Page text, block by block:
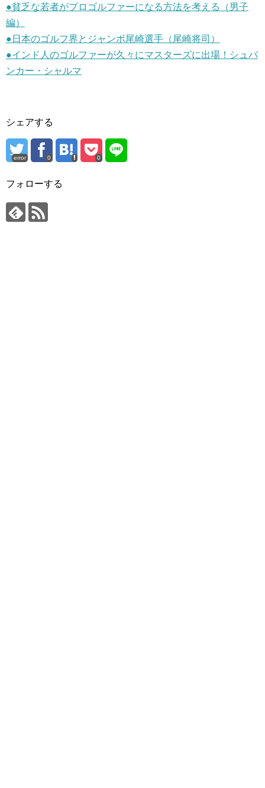
●貧乏な若者がプロゴルファーになる方法を考える（男子
編）
●日本のゴルフ界とジャンボ尾崎選手（尾崎将司）
●インド人のゴルファーが久々にマスターズに出場！シュバ
ンカー・シャルマ
シェアする
error 0 0
フォローする